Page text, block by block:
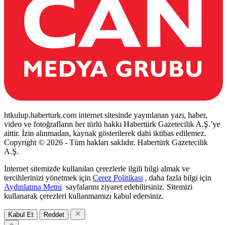
htkulup.haberturk.com internet sitesinde yayınlanan yazı, haber,
video ve fotoğrafların her türlü hakkı Habertürk Gazetecilik A.Ş.’ye
aittir. İzin alınmadan, kaynak gösterilerek dahi iktibas edilemez.
Copyright © 2026 - Tüm hakları saklıdır. Habertürk Gazetecilik
A.Ş.
İnternet sitemizde kullanılan çerezlerle ilgili bilgi almak ve
tercihlerinizi yönetmek için Çerez Politikası , daha fazla bilgi için
Aydınlatma Metni sayfalarını ziyaret edebilirsiniz. Sitemizi
kullanarak çerezleri kullanmamızı kabul edersiniz.
Kabul Et Reddet